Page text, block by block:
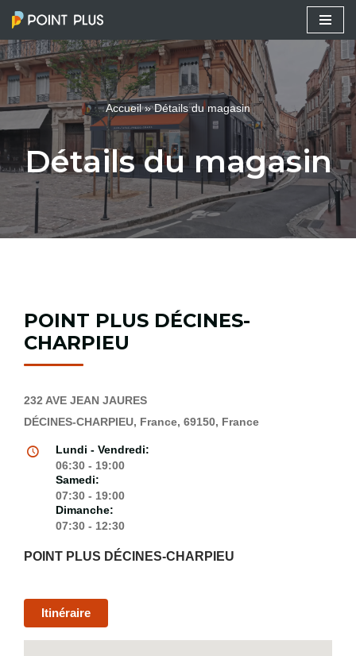
Aller
au
contenu
Accueil»Détails du magasin
Détails du magasin
POINT PLUS DÉCINES-
CHARPIEU
232 AVE JEAN JAURES
DÉCINES-CHARPIEU, France, 69150, France
Lundi - Vendredi:
06:30 - 19:00
Samedi:
07:30 - 19:00
Dimanche:
07:30 - 12:30
POINT PLUS DÉCINES-CHARPIEU
Itinéraire